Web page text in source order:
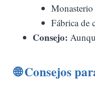
Fábrica de
Consejo:
🌐 Consejos